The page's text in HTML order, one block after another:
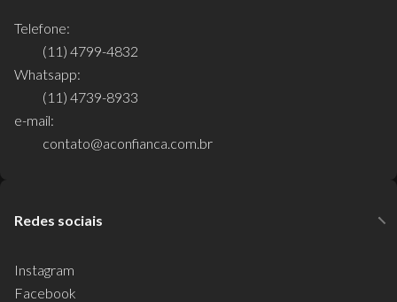
Telefone:
(11) 4799-4832
Whatsapp:
(11) 4739-8933
e-mail:
contato@aconfianca.com.br
Redes sociais
Instagram
Facebook